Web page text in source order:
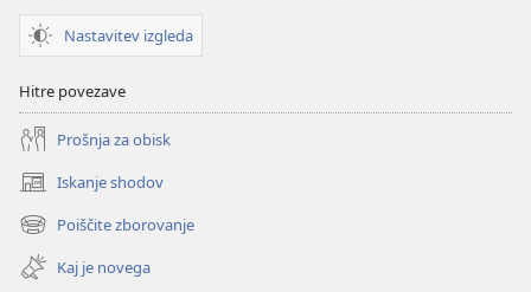
Nastavitev izgleda
Hitre povezave
Prošnja za obisk
Iskanje shodov
(odpre
novo
okno)
Poiščite zborovanje
(odpre
novo
okno)
Kaj je novega